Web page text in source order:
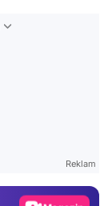
Reklam